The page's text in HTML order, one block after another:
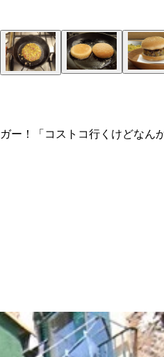
ー！「コストコ行くけどなん